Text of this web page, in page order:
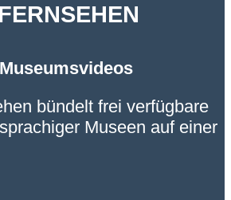
bündelt frei verfügbare
Museen auf einer